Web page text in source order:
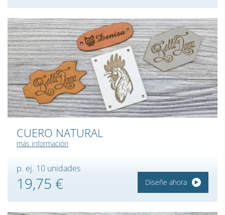
CUERO NATURAL
más información
p. ej. 10 unidades
19,75 € Diseñe ahora